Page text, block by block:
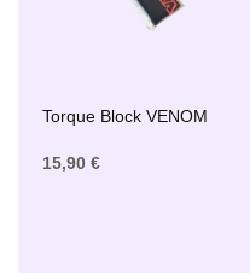
Torque Block VENOM
15,90 €